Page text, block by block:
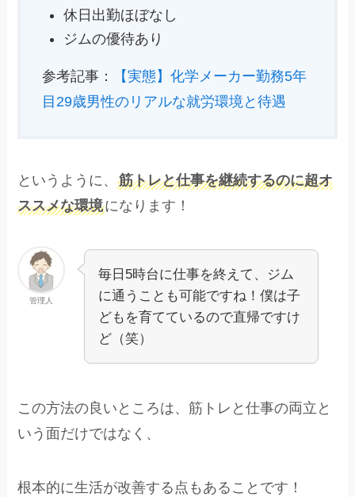
休日出勤ほぼなし
ジムの優待あり
参考記事：
【実態】化学メーカー勤務5年
目29歳男性のリアルな就労環境と待遇
というように、筋トレと仕事を継続するのに超オ
ススメな環境になります！
管理人
毎日5時台に仕事を終えて、ジム
に通うことも可能ですね！僕は子
どもを育てているので直帰ですけ
ど（笑）
この方法の良いところは、筋トレと仕事の両立と
いう面だけではなく、
根本的に生活が改善する点もあることです！